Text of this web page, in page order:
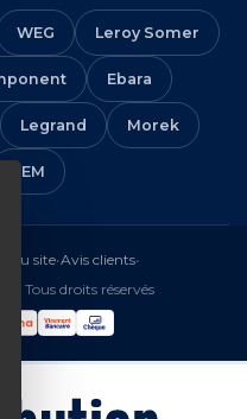
WEG Leroy Somer
Ebara
Legrand Morek
VEM
du site•Avis clients•
- Tous droits réservés